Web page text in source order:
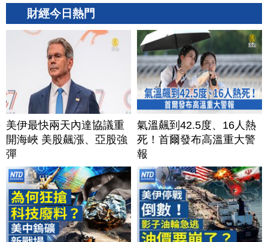
財經今日熱門
美伊最快兩天內達協議重
開海峽 美股飆漲、亞股強
彈
氣溫飆到42.5度、16人熱
死！首爾發布高溫重大警
報